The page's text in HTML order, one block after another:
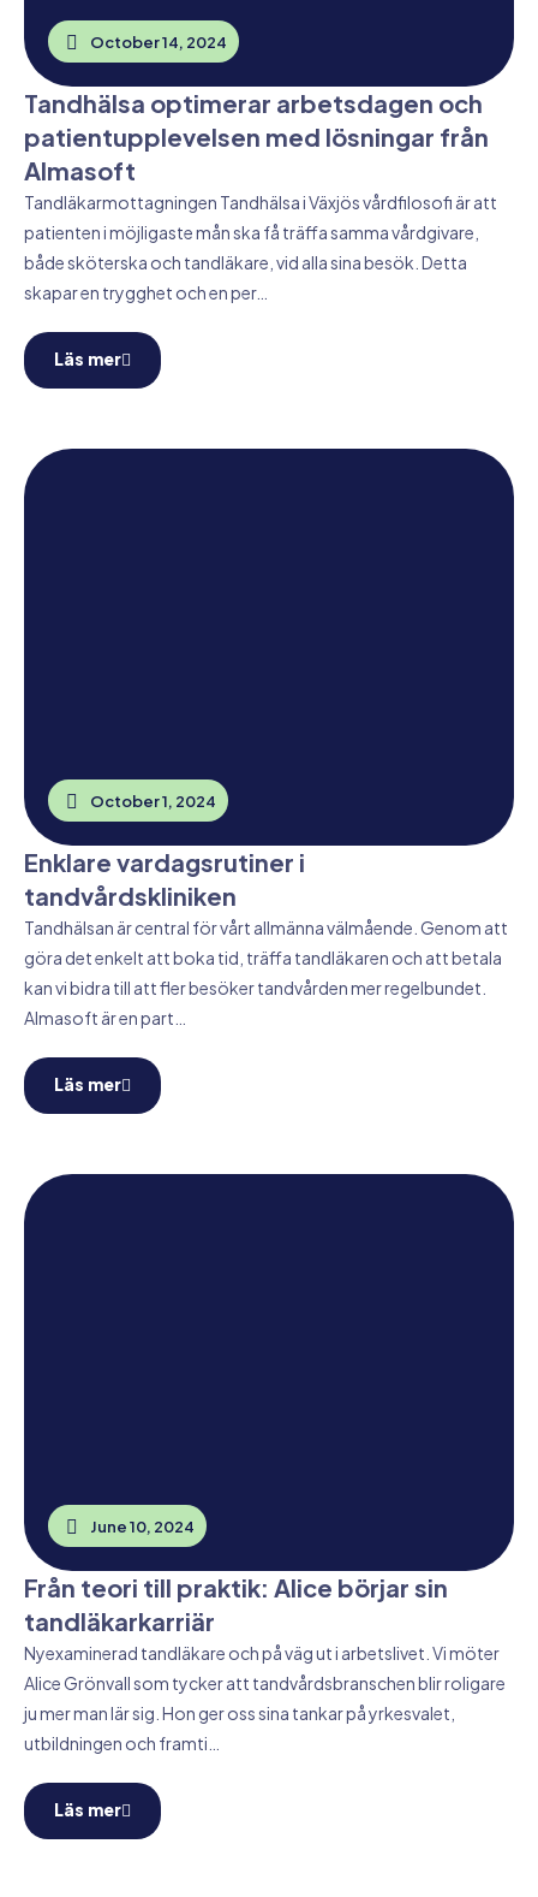
October 14, 2024
Tandhälsa optimerar arbetsdagen och
patientupplevelsen med lösningar från
Almasoft
Tandläkarmottagningen Tandhälsa i Växjös vårdfilosofi är att
patienten i möjligaste mån ska få träffa samma vårdgivare,
både sköterska och tandläkare, vid alla sina besök. Detta
skapar en trygghet och en per…
Läs mer
October 1, 2024
Enklare vardagsrutiner i
tandvårdskliniken
Tandhälsan är central för vårt allmänna välmående. Genom att
göra det enkelt att boka tid, träffa tandläkaren och att betala
kan vi bidra till att fler besöker tandvården mer regelbundet.
Almasoft är en part…
Läs mer
June 10, 2024
Från teori till praktik: Alice börjar sin
tandläkarkarriär
Nyexaminerad tandläkare och på väg ut i arbetslivet. Vi möter
Alice Grönvall som tycker att tandvårdsbranschen blir roligare
ju mer man lär sig. Hon ger oss sina tankar på yrkesvalet,
utbildningen och framti…
Läs mer